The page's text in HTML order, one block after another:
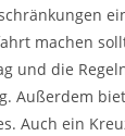
machen
und die
Außerdem
Auch ein